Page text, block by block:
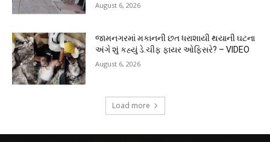
August 6, 2026
જામનગરમાં મકાનની છત ધરાશાયી થયાની ઘટના
અંગે શું કહ્યું ડે.ચીફ ફાયર ઓફિસરે? – VIDEO
August 6, 2026
Load more